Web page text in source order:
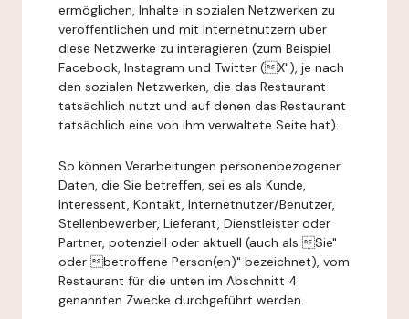
ermöglichen, Inhalte in sozialen Netzwerken zu
veröffentlichen und mit Internetnutzern über
diese Netzwerke zu interagieren (zum Beispiel
Facebook, Instagram und Twitter (X"), je nach
den sozialen Netzwerken, die das Restaurant
tatsächlich nutzt und auf denen das Restaurant
tatsächlich eine von ihm verwaltete Seite hat).
So können Verarbeitungen personenbezogener
Daten, die Sie betreffen, sei es als Kunde,
Interessent, Kontakt, Internetnutzer/Benutzer,
Stellenbewerber, Lieferant, Dienstleister oder
Partner, potenziell oder aktuell (auch als Sie"
oder betroffene Person(en)" bezeichnet), vom
Restaurant für die unten im Abschnitt 4
genannten Zwecke durchgeführt werden.